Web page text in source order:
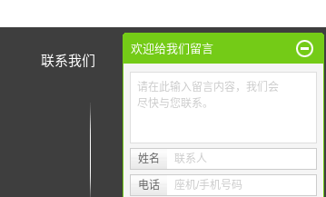
联系我们
欢迎给我们留言
请在此输入留言内容，我们会
尽快与您联系。
姓名 联系人
电话 座机/手机号码